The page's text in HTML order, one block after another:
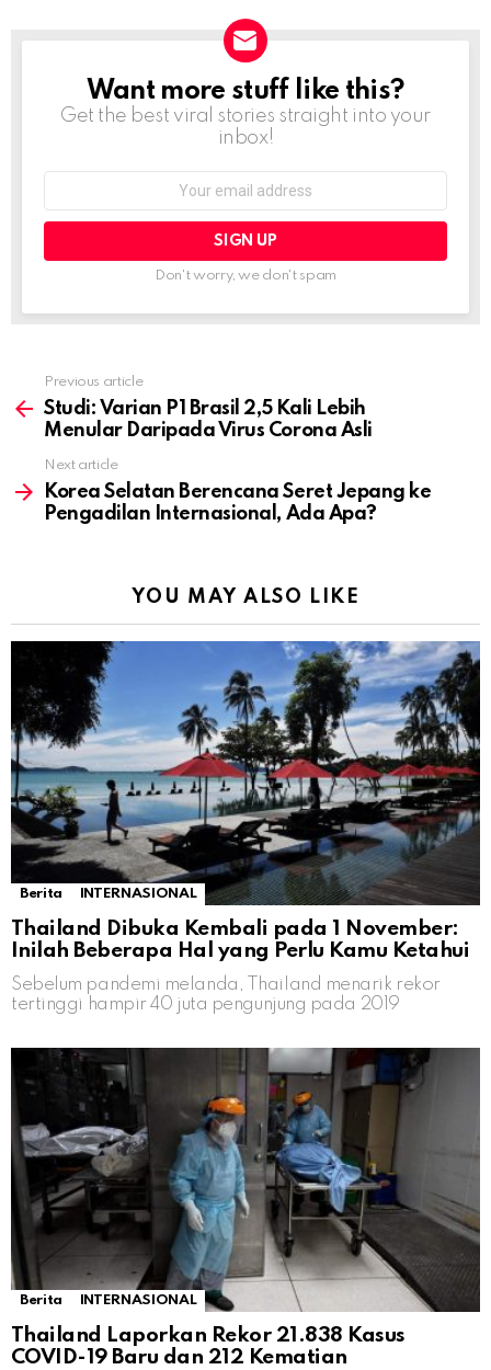
NEWSLETTER
Want more stuff like this?
Get the best viral stories straight into your
inbox!
Don't worry, we don't spam
more
Previous article
Studi: Varian P1 Brasil 2,5 Kali Lebih
Menular Daripada Virus Corona Asli
Next article
Korea Selatan Berencana Seret Jepang ke
Pengadilan Internasional, Ada Apa?
YOU MAY ALSO LIKE
Berita INTERNASIONAL
Thailand Dibuka Kembali pada 1 November:
Inilah Beberapa Hal yang Perlu Kamu Ketahui
Sebelum pandemi melanda, Thailand menarik rekor
tertinggi hampir 40 juta pengunjung pada 2019
Berita INTERNASIONAL
Thailand Laporkan Rekor 21.838 Kasus
COVID-19 Baru dan 212 Kematian